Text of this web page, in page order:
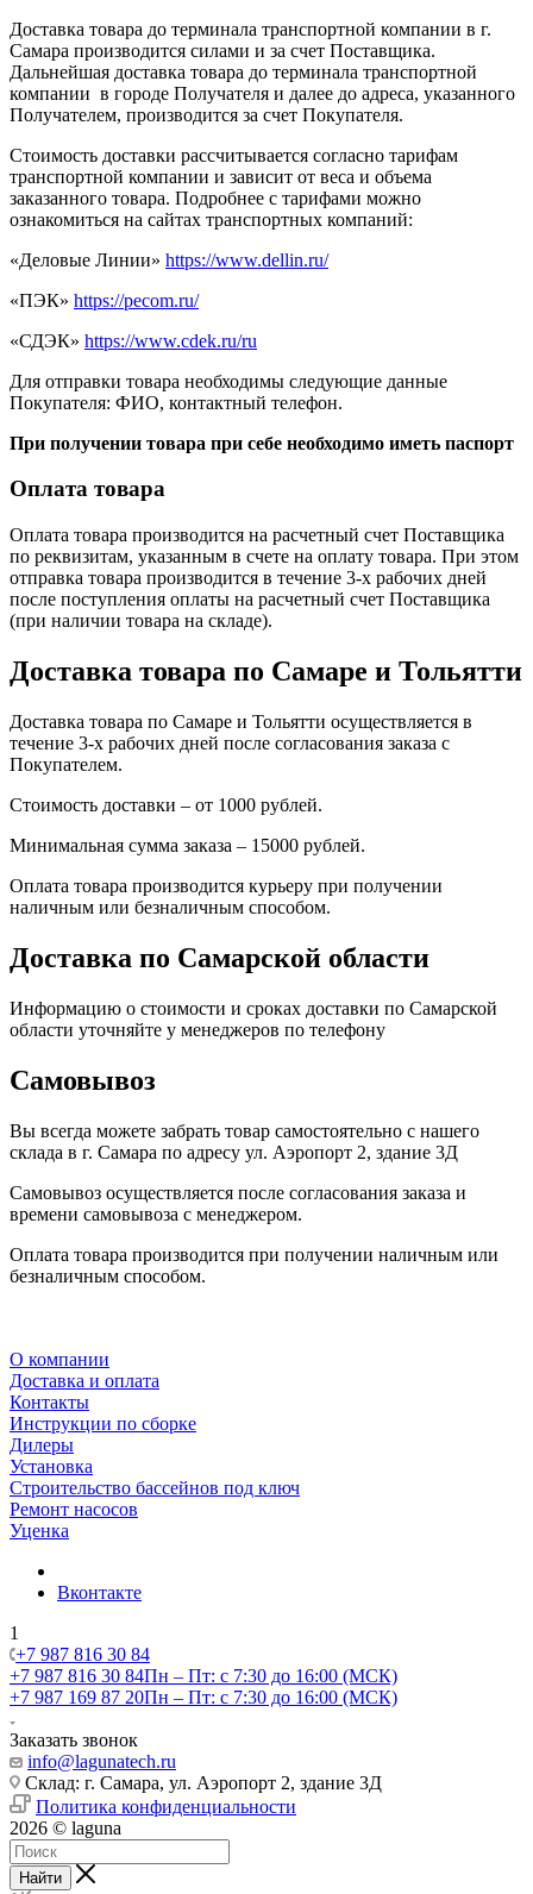
Доставка товара до терминала транспортной компании в г.
Самара производится силами и за счет Поставщика.
Дальнейшая доставка товара до терминала транспортной
компании в городе Получателя и далее до адреса, указанного
Получателем, производится за счет Покупателя.
Стоимость доставки рассчитывается согласно тарифам
транспортной компании и зависит от веса и объема
заказанного товара. Подробнее с тарифами можно
ознакомиться на сайтах транспортных компаний:
«Деловые Линии» https://www.dellin.ru/
«ПЭК» https://pecom.ru/
«СДЭК» https://www.cdek.ru/ru
Для отправки товара необходимы следующие данные
Покупателя: ФИО, контактный телефон.
При получении товара при себе необходимо иметь паспорт
Оплата товара
Оплата товара производится на расчетный счет Поставщика
по реквизитам, указанным в счете на оплату товара. При этом
отправка товара производится в течение 3-х рабочих дней
после поступления оплаты на расчетный счет Поставщика
(при наличии товара на складе).
Доставка товара по Самаре и Тольятти
Доставка товара по Самаре и Тольятти осуществляется в
течение 3-х рабочих дней после согласования заказа с
Покупателем.
Стоимость доставки – от 1000 рублей.
Минимальная сумма заказа – 15000 рублей.
Оплата товара производится курьеру при получении
наличным или безналичным способом.
Доставка по Самарской области
Информацию о стоимости и сроках доставки по Самарской
области уточняйте у менеджеров по телефону
Самовывоз
Вы всегда можете забрать товар самостоятельно с нашего
склада в г. Самара по адресу ул. Аэропорт 2, здание 3Д
Самовывоз осуществляется после согласования заказа и
времени самовывоза с менеджером.
Оплата товара производится при получении наличным или
безналичным способом.
О компании
Доставка и оплата
Контакты
Инструкции по сборке
Дилеры
Установка
Строительство бассейнов под ключ
Ремонт насосов
Уценка
Вконтакте
1
+7 987 816 30 84
+7 987 816 30 84Пн – Пт: с 7:30 до 16:00 (МСК)
+7 987 169 87 20Пн – Пт: с 7:30 до 16:00 (МСК)
Заказать звонок
info@lagunatech.ru
Склад: г. Самара, ул. Аэропорт 2, здание 3Д
Политика конфиденциальности
2026 © laguna
Найти